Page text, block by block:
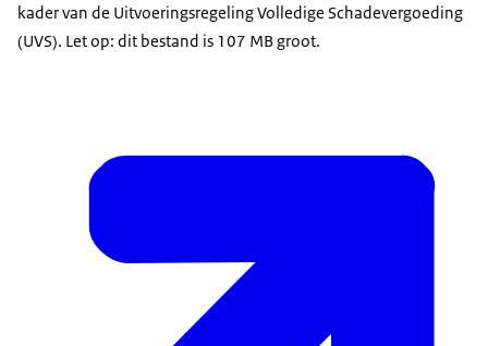
kader van de Uitvoeringsregeling Volledige Schadevergoeding
(UVS). Let op: dit bestand is 107 MB groot.